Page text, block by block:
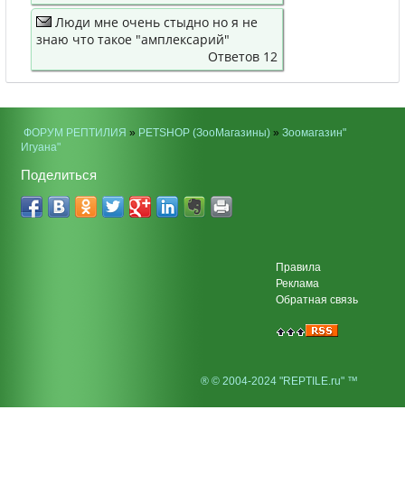
Люди мне очень стыдно но я не
знаю что такое "амплексарий"
Ответов 12
ФОРУМ РЕПТИЛИЯ » PETSHOP (ЗооМагазины)» Зоомагазин"
Игуана"
Поделиться
Правила
Реклама
Обратная связь
® © 2004-2024 "REPTILE.ru" ™